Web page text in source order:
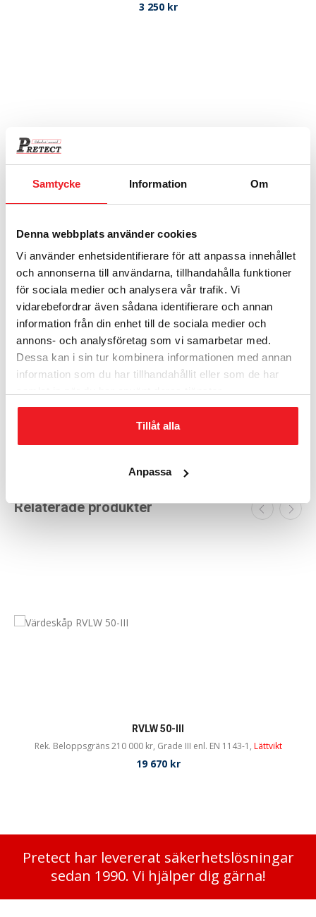
Samtycke Information Om
Denna webbplats använder cookies
Vi använder enhetsidentifierare för att anpassa innehållet
och annonserna till användarna, tillhandahålla funktioner
för sociala medier och analysera vår trafik. Vi
vidarebefordrar även sådana identifierare och annan
information från din enhet till de sociala medier och
annons- och analysföretag som vi samarbetar med.
Dessa kan i sin tur kombinera informationen med annan
information som du har tillhandahållit eller som de har
Tillåt alla
Anpassa
3 250 kr
Låsbart fack 340 mm
Låsbart fack 150 mm
Relaterade produkter
RVLW 50-III
Rek. Beloppsgräns 210 000 kr, Grade III enl. EN 1143-1, Lättvikt
19 670 kr
Pretect har levererat säkerhetslösningar
sedan 1990. Vi hjälper dig gärna!